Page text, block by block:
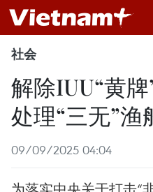
社会
解除IUU“黄
处理“三无”渔
09/09/2025 04:04